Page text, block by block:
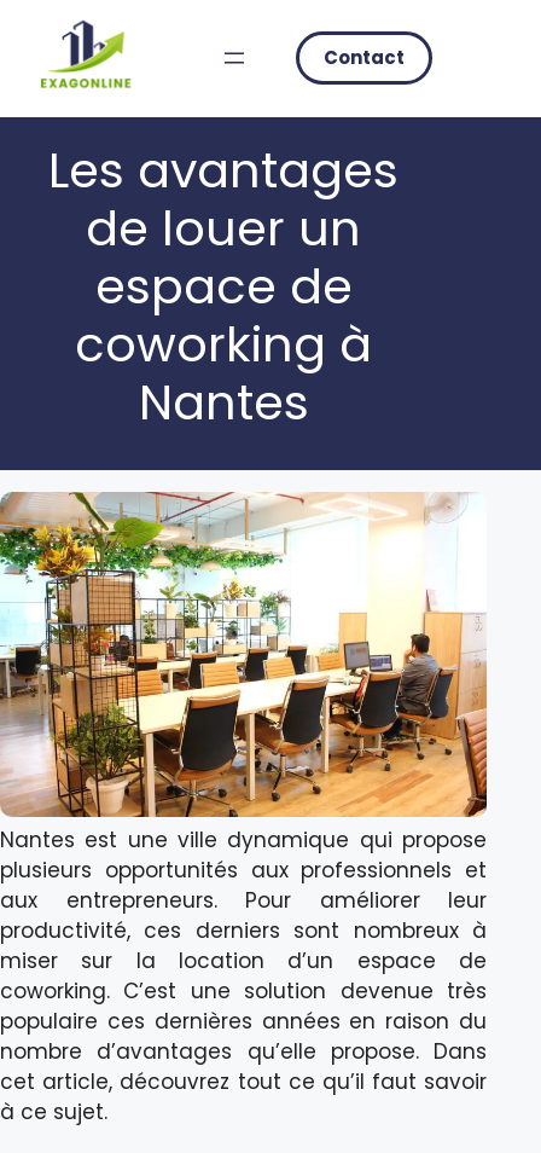
content
Contact
Les avantages
de louer un
espace de
coworking à
Nantes
Nantes est une ville dynamique qui propose
plusieurs opportunités aux professionnels et
aux entrepreneurs. Pour améliorer leur
productivité, ces derniers sont nombreux à
miser sur la location d’un espace de
coworking. C’est une solution devenue très
populaire ces dernières années en raison du
nombre d’avantages qu’elle propose. Dans
cet article, découvrez tout ce qu’il faut savoir
à ce sujet.